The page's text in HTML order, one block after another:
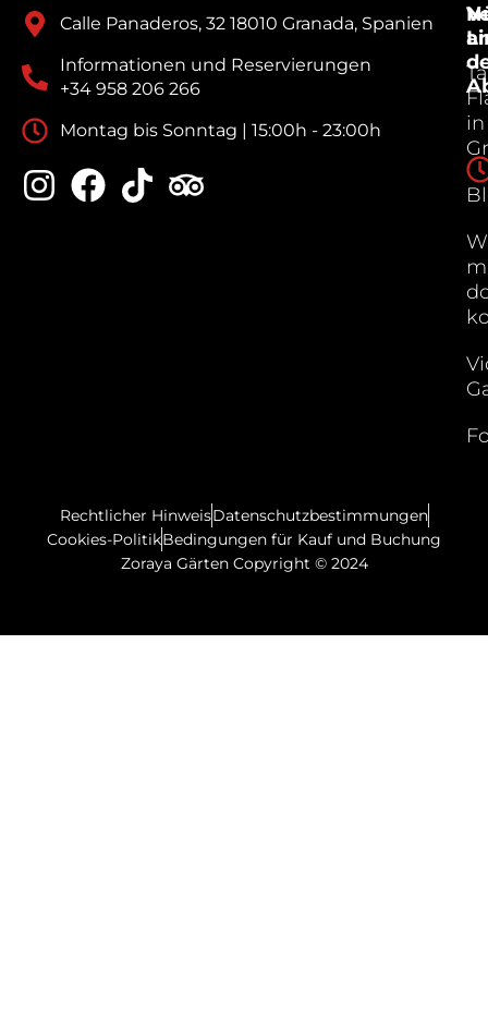
Calle Panaderos, 32 18010 Granada, Spanien
Informationen und Reservierungen
+34 958 206 266
Montag bis Sonntag | 15:00h - 23:00h
in
Rechtlicher HinweisDatenschutzbestimmungen
Cookies-PolitikBedingungen für Kauf und Buchung
Zoraya Gärten Copyright © 2024